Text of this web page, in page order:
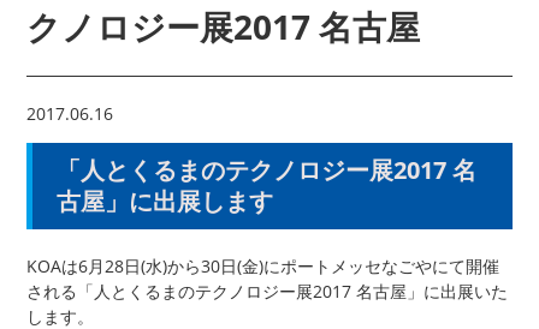
クノロジー展2017 名古屋
2017.06.16
「人とくるまのテクノロジー展2017 名
古屋」に出展します
KOAは6月28日(水)から30日(金)にポートメッセなごやにて開催
される「人とくるまのテクノロジー展2017 名古屋」に出展いた
します。